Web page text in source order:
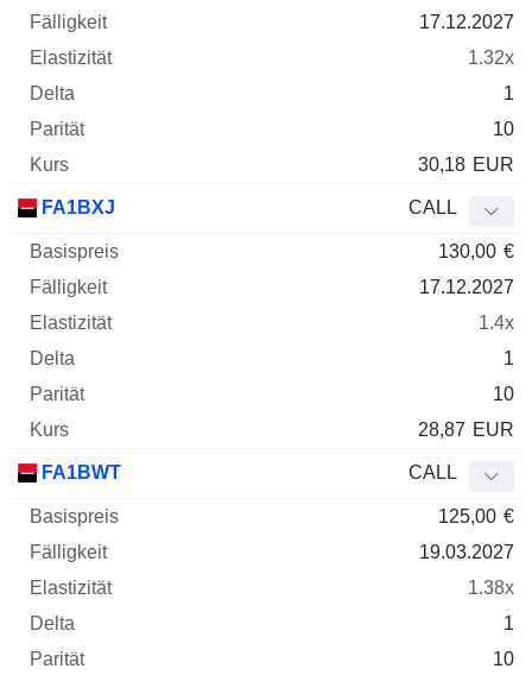
17.12.2027
1.32x
1
10
30,18 EUR
FA1BXJ CALL
130,00 €
17.12.2027
1.4x
1
10
28,87 EUR
FA1BWT CALL
125,00 €
19.03.2027
1.38x
1
10